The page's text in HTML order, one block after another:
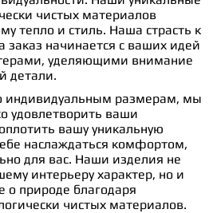
чистых материалов
тепло и стиль. Наша страсть к
заказ начинается с ваших идей
уделяющими внимание
детали.
индивидуальным размерам, мы
удовлетворить ваши
вашу уникальную
наслаждаться комфортом,
для вас. Наши изделия не
интерьеру характер, но и
о природе благодаря
чистых материалов.